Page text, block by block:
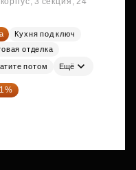
Кухня под ключ
отделка
потом Ещё